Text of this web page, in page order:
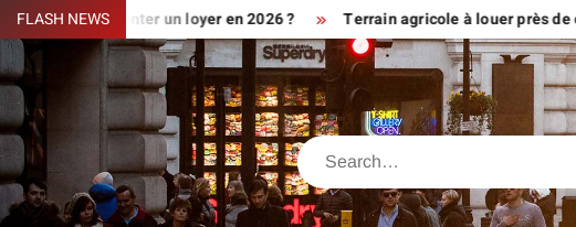
Skip
to
content
FLASH NEWS
augmenter un loyer en 2026 ? Terrain agricole à louer près de chez
Search